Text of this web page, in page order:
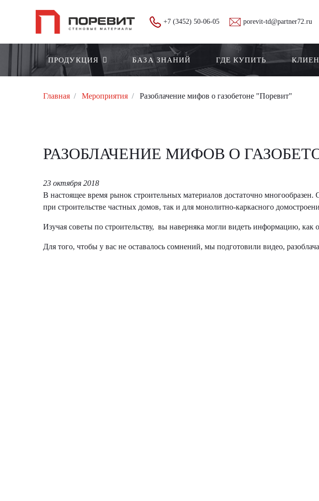
+7 (3452) 50-06-05 porevit-td@partner72.ru
ПРОДУКЦИЯ БАЗА ЗНАНИЙ ГДЕ КУПИТЬ
Главная Мероприятия Разоблачение мифов о газобетоне "Поревит"
РАЗОБЛАЧЕНИЕ МИФОВ О
23 октября 2018
В настоящее время рынок строительных материалов достаточно
при строительстве частных домов, так и для монолитно-каркасного
Изучая советы по строительству, вы наверняка могли видеть информацию,
Для того, чтобы у вас не оставалось сомнений, мы подготовили видео,